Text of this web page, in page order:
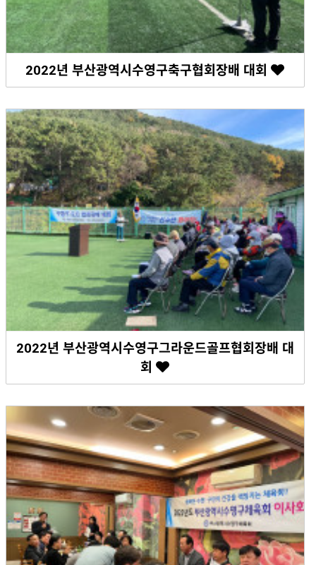
2022년 부산광역시수영구축구협회장배 대회
2022년 부산광역시수영구그라운드골프협회장배 대
회